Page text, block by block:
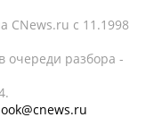
CNews.ru c 11.1998
очереди разбора -